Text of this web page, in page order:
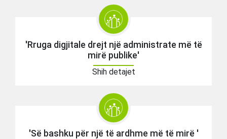
'Rruga digjitale drejt një administrate më të
mirë publike'
Shih detajet
'Së bashku për një të ardhme më të mirë '